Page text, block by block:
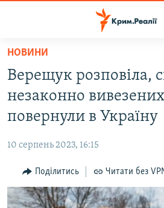
Перейти
основного
матеріалу
до
основної
навігації
Перейти
до
пошуку
ВОДА.КРИМ
БЛОГИ
ПОГЛЯД
ІНТЕРВ'Ю
НОВИНИ
Верещук розповіла,
незаконно вивезених
повернули в Україну
10 серпень 2023, 16:15
Поділитись Читати без